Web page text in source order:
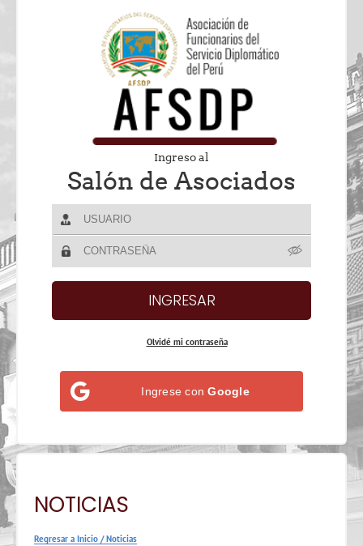
Ingreso al
Salón de Asociados
Olvidé mi contraseña
Ingrese conGoogle
NOTICIAS
Regresar a Inicio /Noticias